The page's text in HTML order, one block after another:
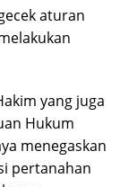
aturan
yang juga
Hukum
menegaskan
pertanahan